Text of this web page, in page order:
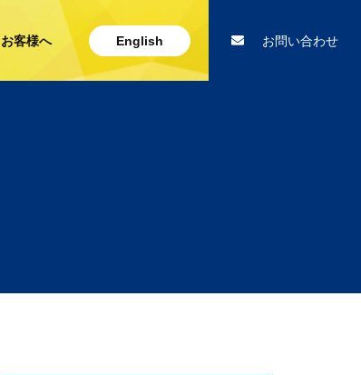
お客様へ English お問い合わせ